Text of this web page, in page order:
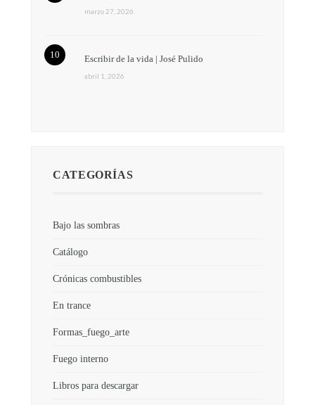
marzo 27, 2026
Escribir de la vida | José Pulido
abril 1, 2026
CATEGORÍAS
Bajo las sombras
Catálogo
Crónicas combustibles
En trance
Formas_fuego_arte
Fuego interno
Libros para descargar